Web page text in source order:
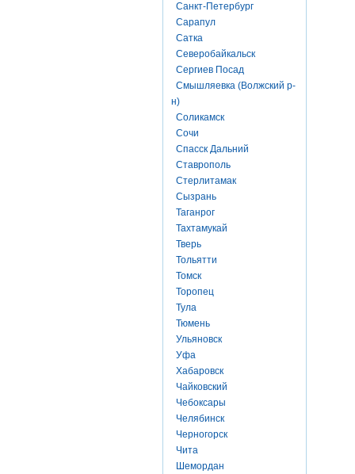
Санкт-Петербург
Сарапул
Сатка
Северобайкальск
Сергиев Посад
Смышляевка (Волжский р-
н)
Соликамск
Сочи
Спасск Дальний
Ставрополь
Стерлитамак
Сызрань
Таганрог
Тахтамукай
Тверь
Тольятти
Томск
Торопец
Тула
Тюмень
Ульяновск
Уфа
Хабаровск
Чайковский
Чебоксары
Челябинск
Черногорск
Чита
Шемордан